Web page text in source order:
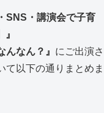
SNS・講演会で子育
んなん？』 にご出演さ
て以下の通りまとめま